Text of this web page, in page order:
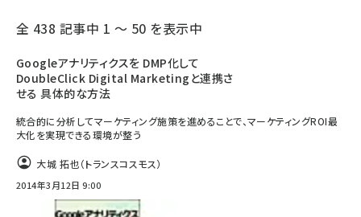
全 438 記事中 1 ～ 50 を表示中
Googleアナリティクスを DMP化して
DoubleClick Digital Marketingと連携さ
せる 具体的な方法
統合的に分析してマーケティング施策を進めることで、マーケティングROI最
大化を実現できる環境が整う
大城 拓也（トランスコスモス）
2014年3月12日 9:00